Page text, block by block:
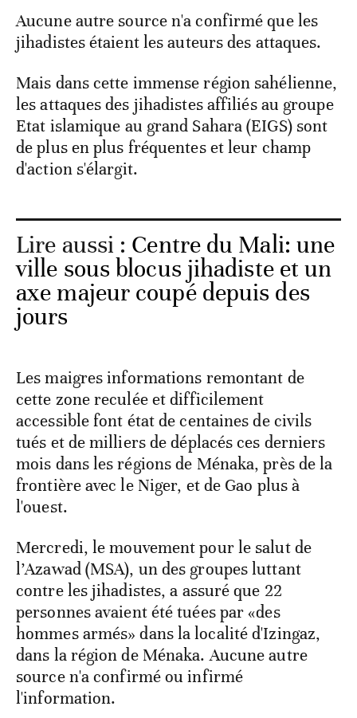
Aucune autre source n'a confirmé que les
jihadistes étaient les auteurs des attaques.
Mais dans cette immense région sahélienne,
les attaques des jihadistes affiliés au groupe
Etat islamique au grand Sahara (EIGS) sont
de plus en plus fréquentes et leur champ
d'action s'élargit.
Lire aussi : Centre du Mali: une
ville sous blocus jihadiste et un
axe majeur coupé depuis des
jours
Les maigres informations remontant de
cette zone reculée et difficilement
accessible font état de centaines de civils
tués et de milliers de déplacés ces derniers
mois dans les régions de Ménaka, près de la
frontière avec le Niger, et de Gao plus à
l'ouest.
Mercredi, le mouvement pour le salut de
l’Azawad (MSA), un des groupes luttant
contre les jihadistes, a assuré que 22
personnes avaient été tuées par «des
hommes armés» dans la localité d'Izingaz,
dans la région de Ménaka. Aucune autre
source n'a confirmé ou infirmé
l'information.